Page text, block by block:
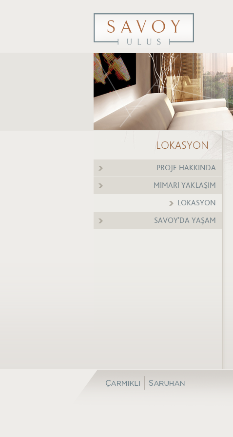
LOKASYON
PROJE HAKKINDA
MİMARİ YAKLAŞIM
LOKASYON
SAVOY'DA YAŞAM